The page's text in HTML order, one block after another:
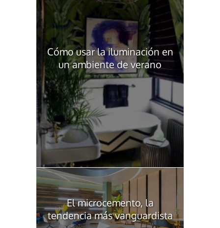
Cómo usar la iluminación en
un ambiente de verano
El microcemento, la
tendencia más vanguardista